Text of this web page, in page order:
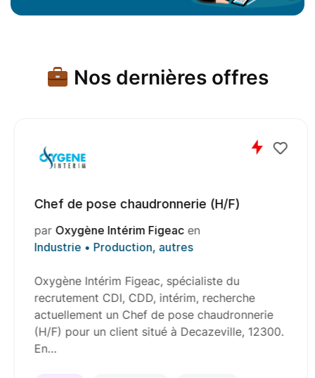
Nos dernières offres
Chef de pose chaudronnerie (H/F)
par Oxygène Intérim Figeacen
Industrie • Production, autres
Oxygène Intérim Figeac, spécialiste du
recrutement CDI, CDD, intérim, recherche
actuellement un Chef de pose chaudronnerie
(H/F) pour un client situé à Decazeville, 12300.
En…